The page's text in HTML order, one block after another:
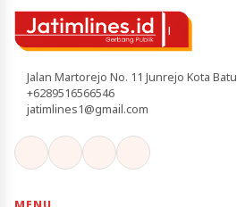
Jalan Martorejo No. 11 Junrejo Kota Batu
+6289516566546
jatimlines1@gmail.com